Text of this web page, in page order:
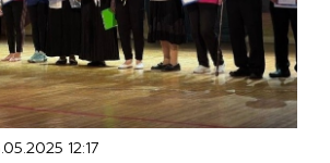
12:17